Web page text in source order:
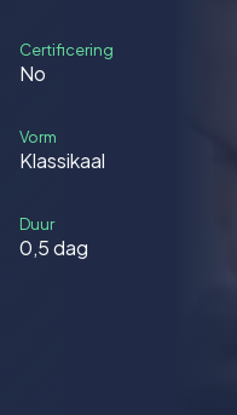
Certificering
No
Vorm
Klassikaal
Duur
0,5 dag